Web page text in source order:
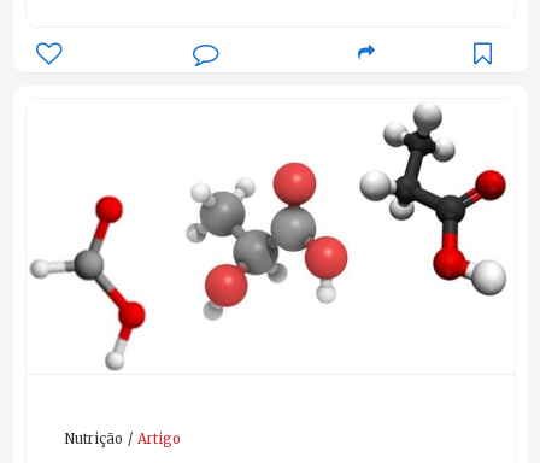
Nutrição Artigo